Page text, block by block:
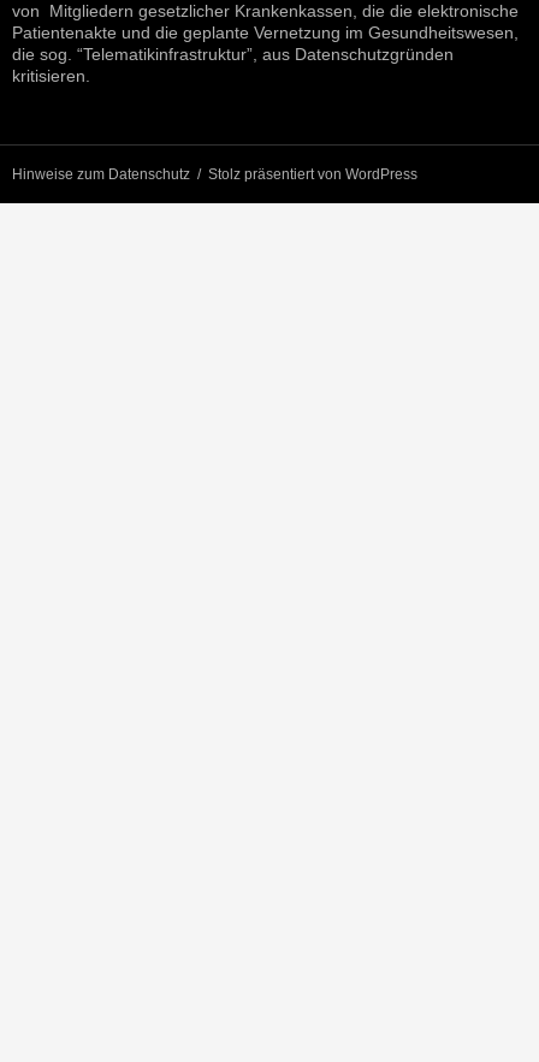
von Mitgliedern gesetzlicher Krankenkassen, die die elektronische
Patientenakte und die geplante Vernetzung im Gesundheitswesen,
die sog. “Telematikinfrastruktur”, aus Datenschutzgründen
kritisieren.
Hinweise zum Datenschutz Stolz präsentiert von WordPress